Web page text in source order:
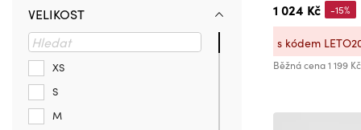
1 024 Kč
Běžná cena 1 199 Kč
-15%
s kódem
Under Armour
Zigzag
VELIKOST
XS
S
M